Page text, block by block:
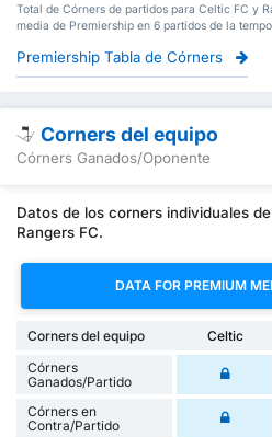
Total de Córners de partidos para Celtic FC y
media de Premiership en 6 partidos de la
Premiership Tabla de Córners
Corners del equipo
Córners Ganados/Oponente
Datos de los corners individuales
Rangers FC.
DATA FOR PREMIUM
Corners del equipo Celtic
Córners
Ganados/Partido
Córners en
Contra/Partido